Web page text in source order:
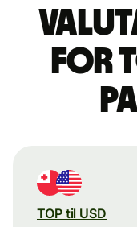
for
TOP til USD